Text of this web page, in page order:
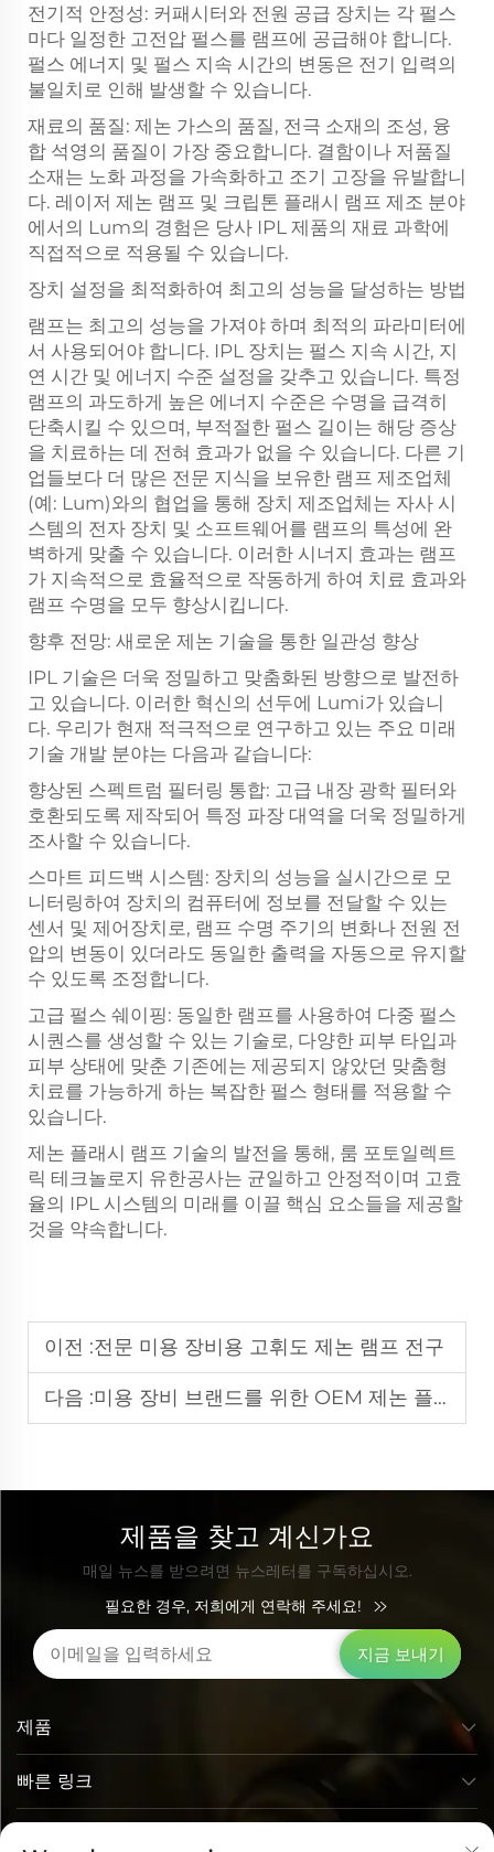
전기적 안정성: 커패시터와 전원 공급 장치는 각 펄스
마다 일정한 고전압 펄스를 램프에 공급해야 합니다.
펄스 에너지 및 펄스 지속 시간의 변동은 전기 입력의
불일치로 인해 발생할 수 있습니다.
재료의 품질: 제논 가스의 품질, 전극 소재의 조성, 융
합 석영의 품질이 가장 중요합니다. 결함이나 저품질
소재는 노화 과정을 가속화하고 조기 고장을 유발합니
다. 레이저 제논 램프 및 크립톤 플래시 램프 제조 분야
에서의 Lum의 경험은 당사 IPL 제품의 재료 과학에
직접적으로 적용될 수 있습니다.
장치 설정을 최적화하여 최고의 성능을 달성하는 방법
램프는 최고의 성능을 가져야 하며 최적의 파라미터에
서 사용되어야 합니다. IPL 장치는 펄스 지속 시간, 지
연 시간 및 에너지 수준 설정을 갖추고 있습니다. 특정
램프의 과도하게 높은 에너지 수준은 수명을 급격히
단축시킬 수 있으며, 부적절한 펄스 길이는 해당 증상
을 치료하는 데 전혀 효과가 없을 수 있습니다. 다른 기
업들보다 더 많은 전문 지식을 보유한 램프 제조업체
(예: Lum)와의 협업을 통해 장치 제조업체는 자사 시
스템의 전자 장치 및 소프트웨어를 램프의 특성에 완
벽하게 맞출 수 있습니다. 이러한 시너지 효과는 램프
가 지속적으로 효율적으로 작동하게 하여 치료 효과와
램프 수명을 모두 향상시킵니다.
향후 전망: 새로운 제논 기술을 통한 일관성 향상
IPL 기술은 더욱 정밀하고 맞춤화된 방향으로 발전하
고 있습니다. 이러한 혁신의 선두에 Lumi가 있습니
다. 우리가 현재 적극적으로 연구하고 있는 주요 미래
기술 개발 분야는 다음과 같습니다:
향상된 스펙트럼 필터링 통합: 고급 내장 광학 필터와
호환되도록 제작되어 특정 파장 대역을 더욱 정밀하게
조사할 수 있습니다.
스마트 피드백 시스템: 장치의 성능을 실시간으로 모
니터링하여 장치의 컴퓨터에 정보를 전달할 수 있는
센서 및 제어장치로, 램프 수명 주기의 변화나 전원 전
압의 변동이 있더라도 동일한 출력을 자동으로 유지할
수 있도록 조정합니다.
고급 펄스 쉐이핑: 동일한 램프를 사용하여 다중 펄스
시퀀스를 생성할 수 있는 기술로, 다양한 피부 타입과
피부 상태에 맞춘 기존에는 제공되지 않았던 맞춤형
치료를 가능하게 하는 복잡한 펄스 형태를 적용할 수
있습니다.
제논 플래시 램프 기술의 발전을 통해, 룸 포토일렉트
릭 테크놀로지 유한공사는 균일하고 안정적이며 고효
율의 IPL 시스템의 미래를 이끌 핵심 요소들을 제공할
것을 약속합니다.
이전 :전문 미용 장비용 고휘도 제논 램프 전구
다음 :미용 장비 브랜드를 위한 OEM 제논 플래시 램프 공급업체
제품을 찾고 계신가요
매일 뉴스를 받으려면 뉴스레터를 구독하십시오.
필요한 경우, 저희에게 연락해 주세요!
지금 보내기
빠른 링크
제품